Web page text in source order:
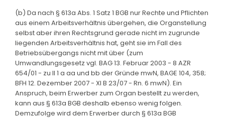
(b) Da nach § 613a Abs. 1 Satz 1 BGB nur Rechte und Pflichten
aus einem Arbeitsverhältnis übergehen, die Organstellung
selbst aber ihren Rechtsgrund gerade nicht im zugrunde
liegenden Arbeitsverhältnis hat, geht sie im Fall des
Betriebsübergangs nicht mit über (zum
Umwandlungsgesetz vgl. BAG 13. Februar 2003 - 8 AZR
654/01 - zu II 1 a aa und bb der Gründe mwN, BAGE 104, 358;
BFH 12. Dezember 2007 - XI B 23/07 - Rn. 6 mwN). Ein
Anspruch, beim Erwerber zum Organ bestellt zu werden,
kann aus § 613a BGB deshalb ebenso wenig folgen.
Demzufolge wird dem Erwerber durch § 613a BGB